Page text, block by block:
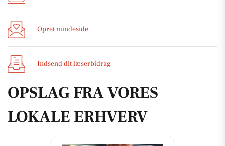
Opret mindeside
Indsend dit læserbidrag
OPSLAG FRA VORES
LOKALE ERHVERV